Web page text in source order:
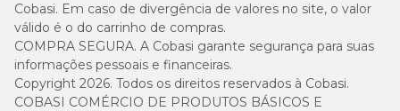
Cobasi. Em caso de divergência de valores no site, o valor
válido é o do carrinho de compras.
COMPRA SEGURA. A Cobasi garante segurança para suas
informações pessoais e financeiras.
Copyright 2026. Todos os direitos reservados à Cobasi.
COBASI COMÉRCIO DE PRODUTOS BÁSICOS E